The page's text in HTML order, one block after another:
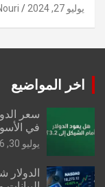
يوليو 27, 2024
اخر المواضيع
سعر
في
يوليو 30, 2026